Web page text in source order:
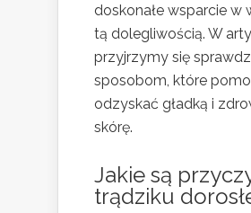
doskonałe wsparcie w
tą dolegliwością. W
przyjrzymy się
sposobom, które
odzyskać gładką i
skórę.
Jakie są
trądziku